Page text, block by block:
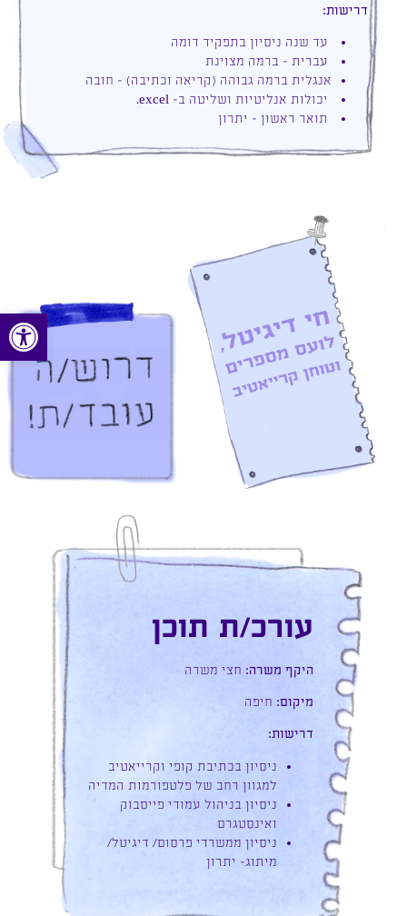
פתח
דרישות:
עד שנה ניסיון בתפקיד דומה
עברית – ברמה מצוינת
אנגלית ברמה גבוהה (קריאה וכתיבה) – חובה
יכולות אנליטיות ושליטה ב- excel.
תואר ראשון – יתרון
עורכ/ת תוכן
היקף משרה: חצי משרה
מיקום: חיפה
דרישות​:
ניסיון בכתיבת קופי וקרייאטיב
למגוון רחב של פלטפורמות המדיה
ניסיון בניהול עמודי פייסבוק
ואינסטגרם
ניסיון ממשרדי פרסום/ דיגיטל/
מיתוג- יתרון